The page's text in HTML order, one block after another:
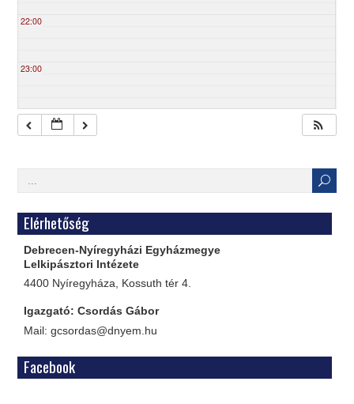
22:00
23:00
Elérhetőség
Debrecen-Nyíregyházi Egyházmegye
Lelkipásztori Intézete
4400 Nyíregyháza, Kossuth tér 4.
Igazgató: Csordás Gábor
Mail: gcsordas@dnyem.hu
Facebook